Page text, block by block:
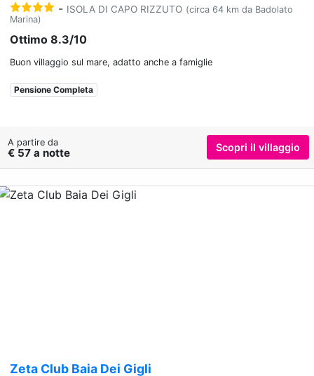
- ISOLA DI CAPO RIZZUTO (circa 64 km da Badolato
Marina)
Ottimo 8.3/10
Buon villaggio sul mare, adatto anche a famiglie
Pensione Completa
A partire da
€ 57 a notte Scopri il villaggio
Zeta Club Baia Dei Gigli